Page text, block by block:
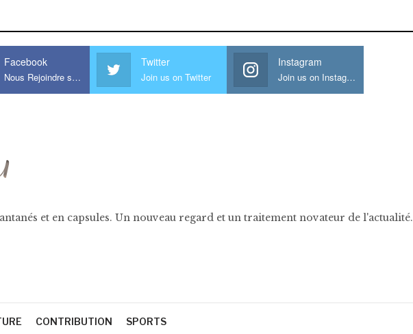
Facebook
Nous Rejoindre sur Facebook
Twitter
Join us on Twitter
Instagram
Join us on Instagram
et en capsules. Un nouveau regard et un traitement novateur de l'actualité.
CONTRIBUTION SPORTS